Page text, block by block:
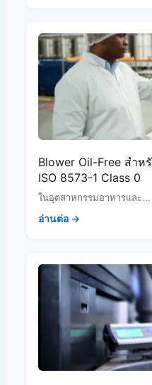
Blower Oil-Free สำ
ISO 8573-1 Class 0
ในอุตสาหกรรมอาหารและ...
อ่านต่อ →